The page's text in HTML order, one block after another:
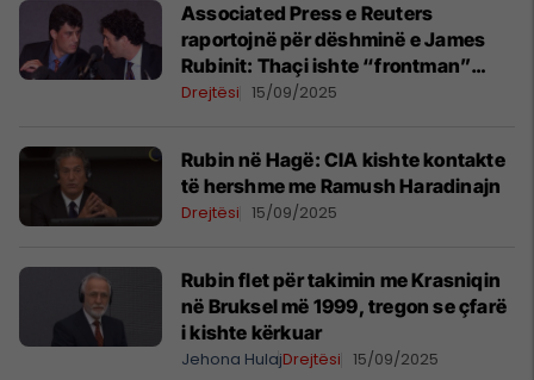
Associated Press e Reuters
raportojnë për dëshminë e James
Rubinit: Thaçi ishte “frontman”
politik
Drejtësi 15/09/2025
Rubin në Hagë: CIA kishte kontakte
të hershme me Ramush Haradinajn
Drejtësi 15/09/2025
Rubin flet për takimin me Krasniqin
në Bruksel më 1999, tregon se çfarë
i kishte kërkuar
Jehona HulajDrejtësi 15/09/2025